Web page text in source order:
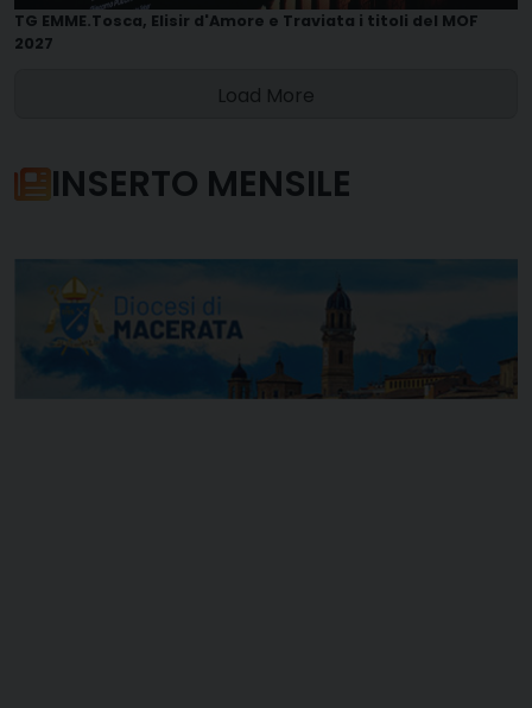
TG EMME.Tosca, Elisir d'Amore e Traviata i titoli del MOF
2027
Load More
INSERTO MENSILE